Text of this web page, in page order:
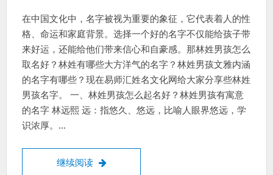
在中国文化中，名字被视为重要的象征，它代表着人的性
格、命运和家庭背景。选择一个好的名字不仅能给孩子带
来好运，还能给他们带来信心和自豪感。那林姓男孩怎么
取名好？林姓有哪些大方洋气的名字？林姓男孩文雅内涵
的名字有哪些？现在易师汇姓名文化网给大家分享些林姓
男孩名字。 一、林姓男孩怎么起名好？林姓男孩有寓意
的名字 林远熙 远：指悠久、悠远，比喻人眼界悠远，学
识浓厚。…
继续阅读 林姓男孩怎么起名好？林姓男孩有寓意的名